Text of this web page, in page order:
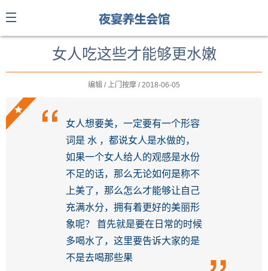
女人吃这些才能够更水嫩
编辑 / 上门按摩 / 2018-06-05
女人想要美，一定要有一个形容
词是 水 ，都说女人是水做的，
如果一个女人给人的观感是水份
不足的话，那么无论如何是称不
上美了，那么怎么才能够让自己
充满水分，拥有着更好的美丽形
象呢？ 首先就是要在日常的时候
多喝水了，这里要告诉大家的是
不是去喝那些果